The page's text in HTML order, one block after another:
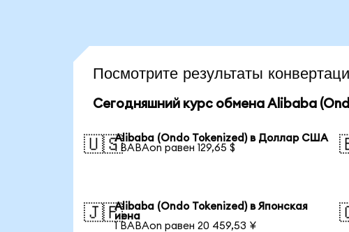
Посмотрите результаты
Сегодняшний курс обмена Alibaba
🇺🇸Alibaba (Ondo Tokenized) в Доллар США
1 BABAon равен 129,65 $
🇯🇵Alibaba (Ondo Tokenized) в Японская
иена
1 BABAon равен 20 459,53 ¥